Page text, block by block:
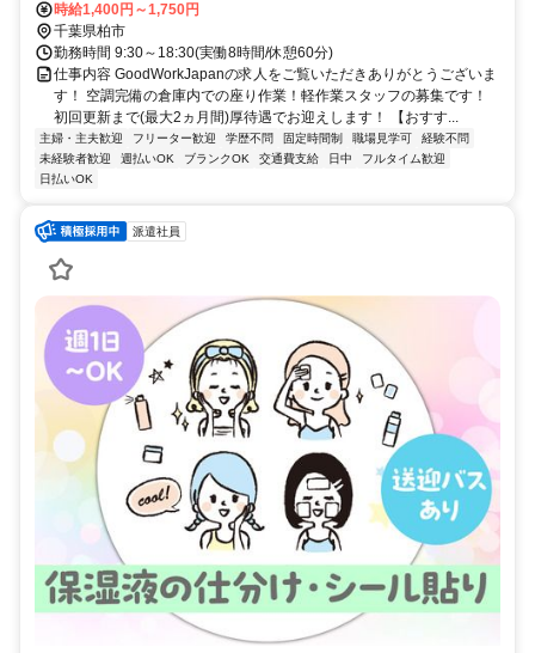
たかの森駅 車で15分 JR常磐線(上野～取手) 柏駅 車で20分
時給1,400円～1,750円
千葉県柏市
勤務時間 9:30～18:30(実働8時間/休憩60分)
仕事内容 GoodWorkJapanの求人をご覧いただきありがとうございま
す！ 空調完備の倉庫内での座り作業！軽作業スタッフの募集です！
初回更新まで(最大2ヵ月間)厚待遇でお迎えします！ 【おすす...
主婦・主夫歓迎 フリーター歓迎 学歴不問 固定時間制 職場見学可
経験不問
未経験者歓迎
週払いOK ブランクOK 交通費支給 日中
フルタイム歓迎
日払いOK
派遣社員